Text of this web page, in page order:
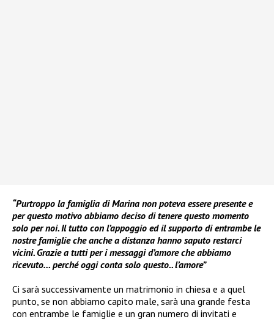
“Purtroppo la famiglia di Marina non poteva essere presente e
per questo motivo abbiamo deciso di tenere questo momento
solo per noi. Il tutto con l’appoggio ed il supporto di entrambe le
nostre famiglie che anche a distanza hanno saputo restarci
vicini. Grazie a tutti per i messaggi d’amore che abbiamo
ricevuto… perché oggi conta solo questo.. l’amore”
Ci sarà successivamente un matrimonio in chiesa e a quel
punto, se non abbiamo capito male, sarà una grande festa
con entrambe le famiglie e un gran numero di invitati e